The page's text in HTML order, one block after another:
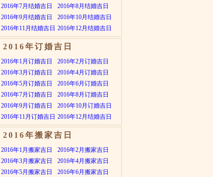
2016年7月结婚吉日
2016年8月结婚吉日
2016年9月结婚吉日
2016年10月结婚吉日
2016年11月结婚吉日 2016年12月结婚吉日
2016年订婚吉日
2016年1月订婚吉日
2016年2月订婚吉日
2016年3月订婚吉日
2016年4月订婚吉日
2016年5月订婚吉日
2016年6月订婚吉日
2016年7月订婚吉日
2016年8月订婚吉日
2016年9月订婚吉日
2016年10月订婚吉日
2016年11月订婚吉日 2016年12月结婚吉日
2016年搬家吉日
2016年1月搬家吉日
2016年2月搬家吉日
2016年3月搬家吉日
2016年4月搬家吉日
2016年5月搬家吉日
2016年6月搬家吉日